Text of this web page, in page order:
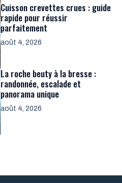
Cuisson crevettes crues : guide
rapide pour réussir
parfaitement
août 4, 2026
La roche beuty à la bresse :
randonnée, escalade et
panorama unique
août 4, 2026